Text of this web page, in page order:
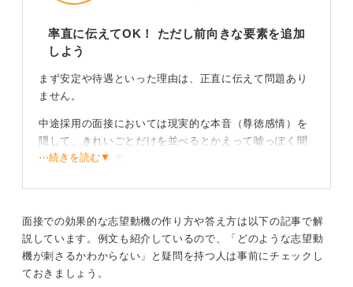
率直に伝えてOK！ ただし前向きな要素を追加
しよう
まず安定や待遇といった理由は、正直に伝えて問題あり
ません。
中途採用の面接においては現実的な本音（尊徳感情）を
隠して、きれいごとだけを並べるとかえって嘘っぽく聞
こえてしまいます。
責任感と将来のビジョンを示そう
そのうえで以下の二つの前向きな要素を言語化して加え
⋯続きを読む▼
面接での効果的な志望動機の作り方や答え方は以下の記事で解
説しています。例文も紹介しているので、「どのような志望動
機が刺さるかわからない」と疑問を持つ人は事前にチェックし
ておきましょう。